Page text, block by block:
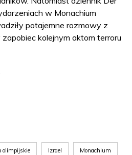
w Monachium
potajemne rozmowy z
kolejnym aktom terroru
olimpijskie Izrael Monachium